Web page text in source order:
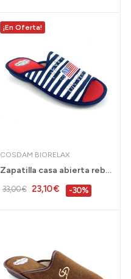
¡En Oferta!
COSDAM BIORELAX
Zapatilla casa abierta rebajas hombre Cosdam...
33,00 € 23,10 € -30%